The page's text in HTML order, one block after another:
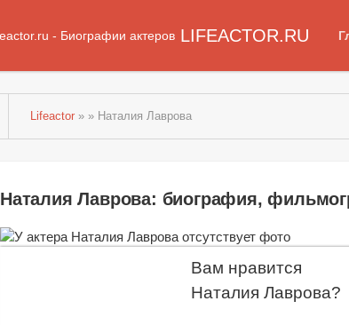
LIFEACTOR.RU
Lifeactor » » Наталия Лаврова
Наталия Лаврова: биография,
Вам нравится
Наталия Лаврова?